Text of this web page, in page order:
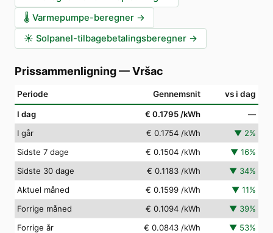
🌡️ Varmepumpe-beregner →
☀️ Solpanel-tilbagebetalingsberegner →
Prissammenligning—Vršac
Periode Gennemsnit vs i dag
I dag € 0.1795 /kWh
—
I går
€ 0.1754 /kWh ▼ 2%
Sidste 7 dage
€ 0.1504 /kWh ▼ 16%
Sidste 30 dage
€ 0.1183 /kWh ▼ 34%
Aktuel måned
€ 0.1599 /kWh ▼ 11%
Forrige måned
€ 0.1094 /kWh ▼ 39%
Forrige år
€ 0.0843 /kWh ▼ 53%